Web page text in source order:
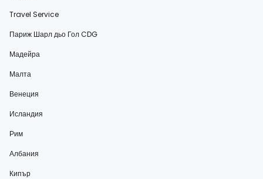
Travel Service
Париж Шарл дьо Гол CDG
Мадейра
Малта
Венеция
Исландия
Рим
Албания
Кипър